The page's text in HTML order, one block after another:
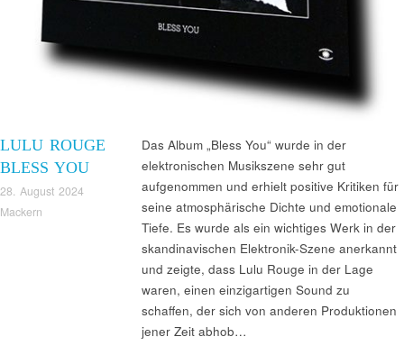
LULU ROUGE
BLESS YOU
28. August 2024
Mackern
Das Album „Bless You“ wurde in der
elektronischen Musikszene sehr gut
aufgenommen und erhielt positive Kritiken für
seine atmosphärische Dichte und emotionale
Tiefe. Es wurde als ein wichtiges Werk in der
skandinavischen Elektronik-Szene anerkannt
und zeigte, dass Lulu Rouge in der Lage
waren, einen einzigartigen Sound zu
schaffen, der sich von anderen Produktionen
jener Zeit abhob…